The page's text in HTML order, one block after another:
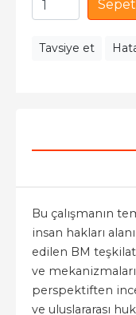
Tavsiye et
Bu çalışmanın
insan hakları
edilen BM teşkilat
ve
perspektiften
ve uluslararası